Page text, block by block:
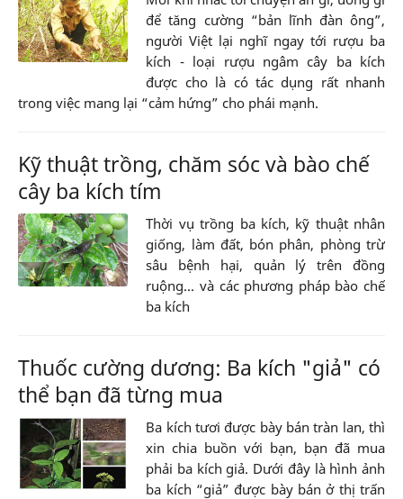
để tăng cường “bản lĩnh đàn ông”,
người Việt lại nghĩ ngay tới rượu ba
kích - loại rượu ngâm cây ba kích
được cho là có tác dụng rất nhanh
trong việc mang lại “cảm hứng” cho phái mạnh.
Kỹ thuật trồng, chăm sóc và bào chế
cây ba kích tím
Thời vụ trồng ba kích, kỹ thuật nhân
giống, làm đất, bón phân, phòng trừ
sâu bệnh hại, quản lý trên đồng
ruộng... và các phương pháp bào chế
ba kích
Thuốc cường dương: Ba kích "giả" có
thể bạn đã từng mua
Ba kích tươi được bày bán tràn lan, thì
xin chia buồn với bạn, bạn đã mua
phải ba kích giả. Dưới đây là hình ảnh
ba kích “giả” được bày bán ở thị trấn